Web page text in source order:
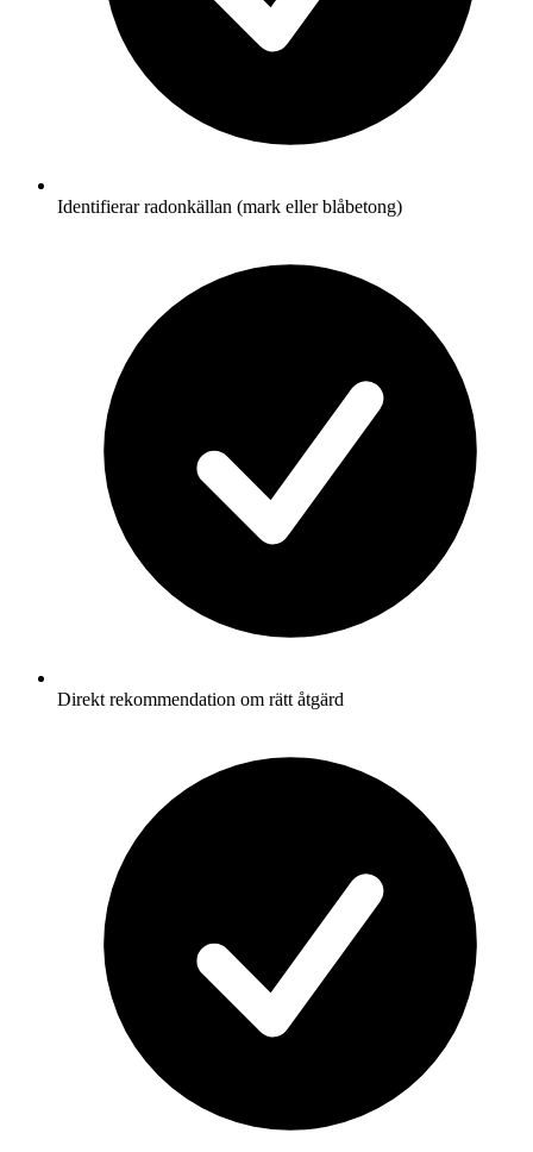
Identifierar radonkällan (mark eller blåbetong)
Direkt rekommendation om rätt åtgärd